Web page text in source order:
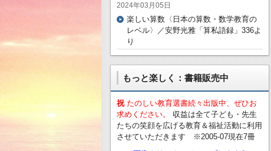
2024年03月05日
楽しい算数〈日本の算数・数学教育の
レベル〉／安野光雅「算私語録」336よ
り
もっと楽しく：書籍販売中
祝 たのしい教育選書続々出版中、ぜひお
求めください。
収益は全て子ども・先生
たちの笑顔を広げる教育＆福祉活動に利用
させていただきます ※2005-07現在7冊